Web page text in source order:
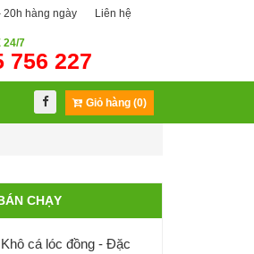
20h hàng ngày Liên hệ
24/7
756 227
Giỏ hàng (0)
CHẠY
Khô cá lóc đồng - Đặc